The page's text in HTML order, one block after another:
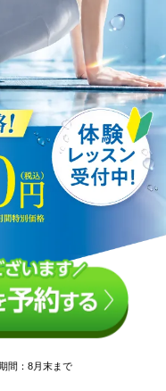
間：8月末まで